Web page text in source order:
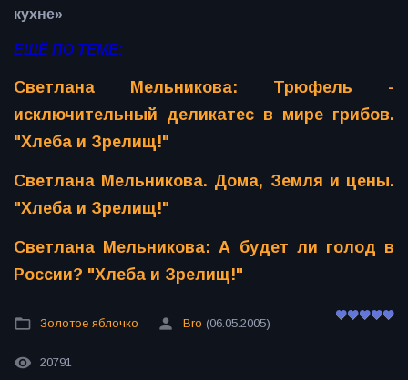
кухне»
ЕЩЁ ПО ТЕМЕ:
Светлана Мельникова: Трюфель -
исключительный деликатес в мире грибов.
"Хлеба и Зрелищ!"
Светлана Мельникова. Дома, Земля и цены.
"Хлеба и Зрелищ!"
Светлана Мельникова: А будет ли голод в
России? "Хлеба и Зрелищ!"
Золотое яблочко Bro (06.05.2005)
20791